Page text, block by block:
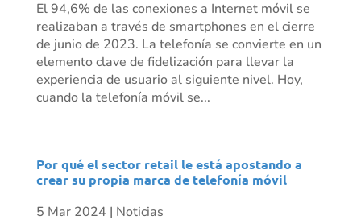
El 94,6% de las conexiones a Internet móvil se
realizaban a través de smartphones en el cierre
de junio de 2023. La telefonía se convierte en un
elemento clave de fidelización para llevar la
experiencia de usuario al siguiente nivel. Hoy,
cuando la telefonía móvil se...
Por qué el sector retail le está apostando a
crear su propia marca de telefonía móvil
5 Mar 2024 | Noticias